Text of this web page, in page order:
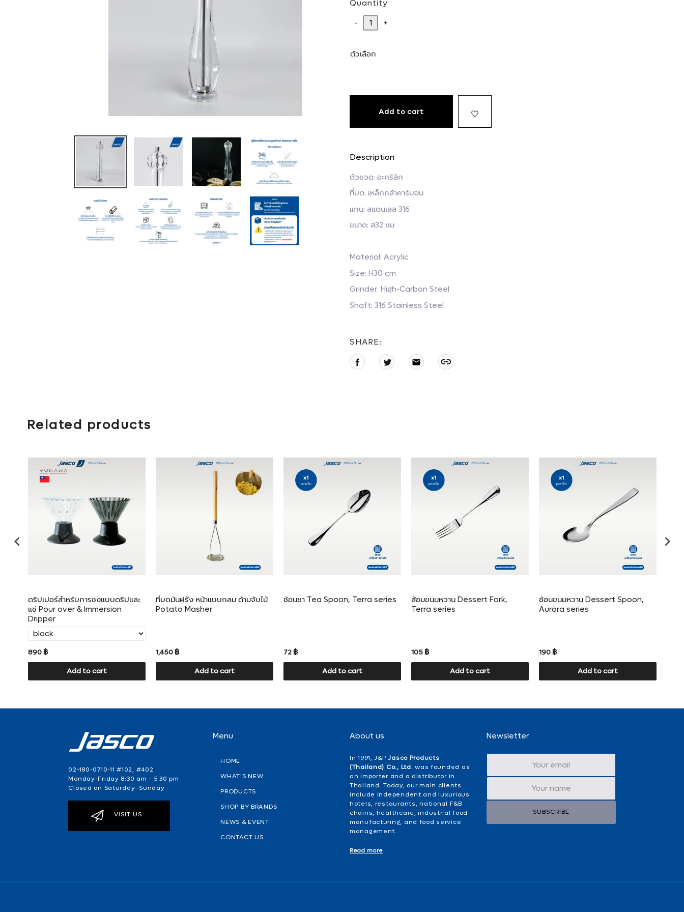
Quantity
- +
ตัวเลือก
Add to cart
Description
ตัวขวด: อะคริลิก
ที่บด: เหล็กกล้าคาร์บอน
แกน: สแตนเลส 316
ขนาด: ส32 ซม
Material: Acrylic
Size: H30 cm
Grinder: High-Carbon Steel
Shaft: 316 Stainless Steel
SHARE:
Share
Tweet E-
Link
Related products
ดริปเปอร์สำหรับการชงแบบดริปและ
แช่ Pour over & Immersion
Dripper
890 ฿
Add to cart
ที่บดมันฝรั่ง หน้าแบบกลม ด้ามจับไม้
Potato Masher
1,450 ฿
Add to cart
ช้อนชา Tea Spoon, Terra series
72 ฿
Add to cart
ส้อมขนมหวาน Dessert Fork,
Terra series
105 ฿
Add to cart
ช้อนขนมหวาน Dessert Spoon,
Aurora series
190 ฿
Add to cart
02-180-0710-11 #102, #402
Monday-Friday 8:30 am - 5:30 pm
Closed on Saturday–Sunday
VISIT US
Menu
HOME
WHAT'S NEW
PRODUCTS
SHOP BY BRANDS
NEWS & EVENT
CONTACT US
About us
In 1991, J&P Jasco Products
(Thailand) Co., Ltd. was founded as
an importer and a distributor in
Thailand. Today, our main clients
include independent and luxurious
hotels, restaurants, national F&B
chains, healthcare, industrial food
manufacturing, and food service
management.
Read more
Newsletter
SUBSCRIBE